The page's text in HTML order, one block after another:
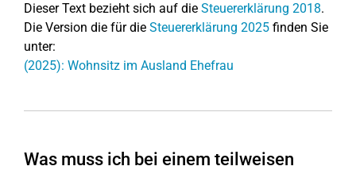
Dieser Text bezieht sich auf die Steuererklärung 2018.
Die Version die für die Steuererklärung 2025 finden Sie
unter:
(2025): Wohnsitz im Ausland Ehefrau
Was muss ich bei einem teilweisen